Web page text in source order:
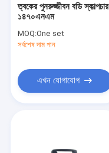
ত্বকের পুনরুজ্জীবন বডি স্কাল্পচার
১৪৭০এনএম
MOQ:One set
সর্বশেষ দাম পান
এখন যোগাযোগ